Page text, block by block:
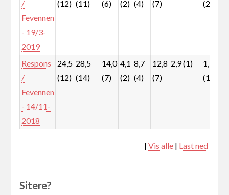
/
Fevennen
- 19/3-
2019
(12) (11) (6) (2) (4) (7) (2)
Respons
/
Fevennen
- 14/11-
2018
24,5
(12)
28,5
(14)
14,0
(7)
4,1
(2)
8,7
(4)
12,8
(7)
2,9 (1)
1,7
(1)
|Vis alle | Last ned
Sitere?